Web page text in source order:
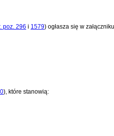
poz. 296 i 1579) ogłasza się w
), które stanowią: